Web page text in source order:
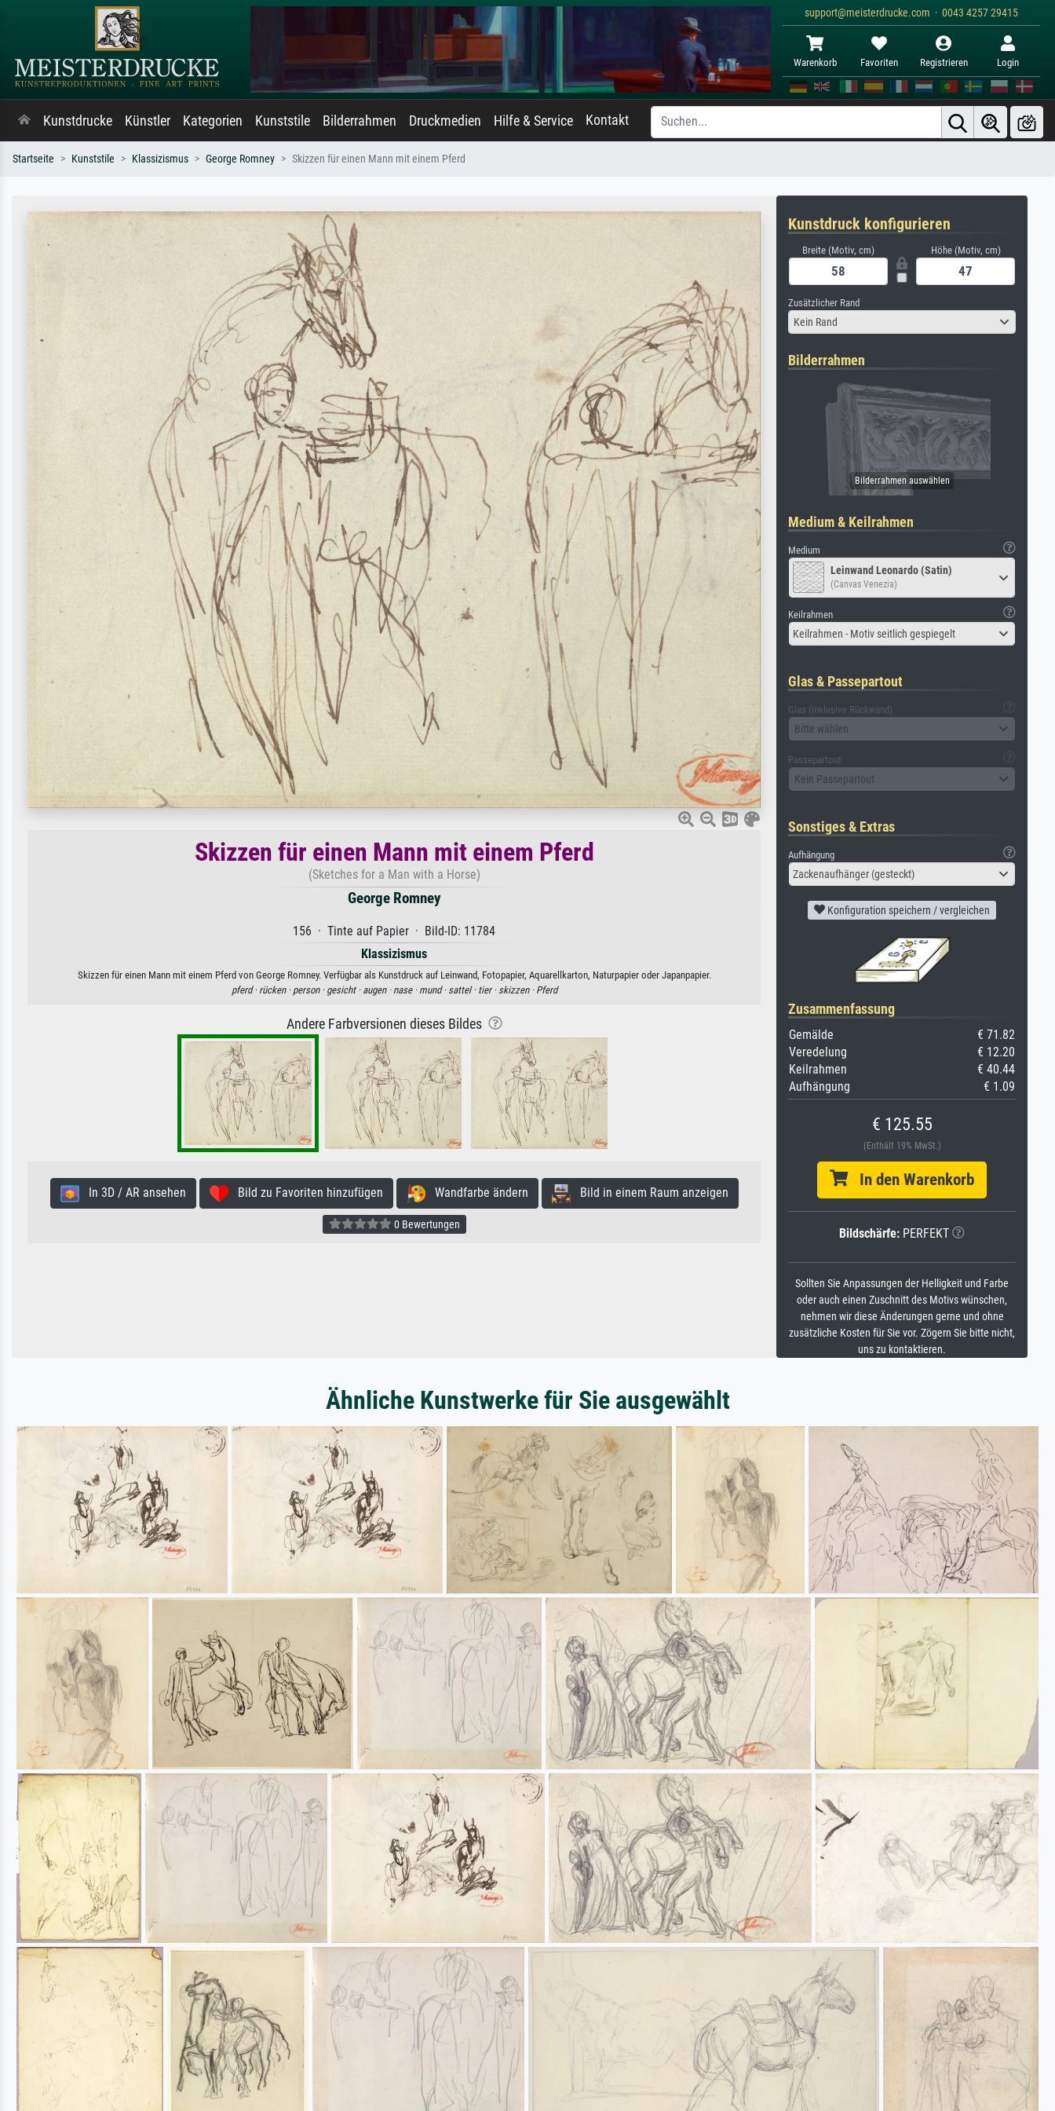
support@meisterdrucke.com · 0043 4257 29415
Warenkorb Favoriten Registrieren Login
Kunstdrucke Künstler Kategorien Kunststile Bilderrahmen Druckmedien Hilfe & Service Kontakt
Startseite Kunststile Klassizismus George Romney Skizzen für einen Mann mit einem Pferd
Skizzen für einen Mann mit einem Pferd
(Sketches for a Man with a Horse)
George Romney
156 · Tinte auf Papier · Bild-ID: 11784
Klassizismus
Skizzen für einen Mann mit einem Pferd von George Romney. Verfügbar als Kunstdruck auf Leinwand, Fotopapier, Aquarellkarton, Naturpapier oder Japanpapier.
pferd · rücken · person · gesicht · augen · nase · mund · sattel · tier · skizzen · Pferd
Andere Farbversionen dieses Bildes
In 3D / AR ansehen Bild zu Favoriten hinzufügen Wandfarbe ändern Bild in einem Raum anzeigen
0 Bewertungen
Kunstdruck konfigurieren
Breite (Motiv, cm) Höhe (Motiv, cm)
Zusätzlicher Rand
Kein Rand
Bilderrahmen
Medium & Keilrahmen
Medium
Leinwand Leonardo (Satin)
(Canvas Venezia)
Keilrahmen
Keilrahmen - Motiv seitlich gespiegelt
Glas & Passepartout
Glas (inklusive Rückwand)
Bitte wählen
Passepartout
Kein Passepartout
Sonstiges & Extras
Aufhängung
Zackenaufhänger (gesteckt)
Konfiguration speichern / vergleichen
Zusammenfassung
Gemälde
€ 71.82
Veredelung
€ 12.20
Keilrahmen
€ 40.44
Aufhängung
€ 1.09
€ 125.55
(Enthält 19% MwSt.)
In den Warenkorb
Bildschärfe: PERFEKT
Sollten Sie Anpassungen der Helligkeit und Farbe
oder auch einen Zuschnitt des Motivs wünschen,
nehmen wir diese Änderungen gerne und ohne
zusätzliche Kosten für Sie vor. Zögern Sie bitte nicht,
uns zu kontaktieren.
Ähnliche Kunstwerke für Sie ausgewählt